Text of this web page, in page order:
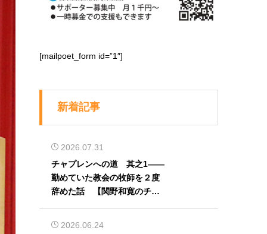
[mailpoet_form id=”1″]
新着記事
2026.07.31
チャプレンへの道 其之1――
勤めていた教会の牧師を２度
辞めた話 【関野和寛のチャ
2026.06.24